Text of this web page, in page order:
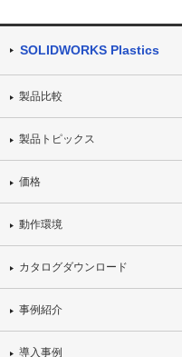
SOLIDWORKS Plastics
製品比較
製品トピックス
価格
動作環境
カタログダウンロード
事例紹介
導入事例